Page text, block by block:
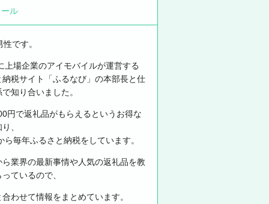
ル
です。
上場企業のアイモバイルが運営する
納税サイト「ふるなび」の本部長と仕
知り合いました。
円で返礼品がもらえるというお得な
、
ら毎年ふるさと納税をしています。
ら業界の最新事情や人気の返礼品を教
ているので、
わせて情報をまとめています。